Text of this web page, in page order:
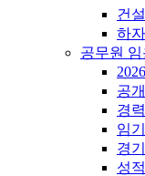
건
하
공무원 임
공
경
임
경
성